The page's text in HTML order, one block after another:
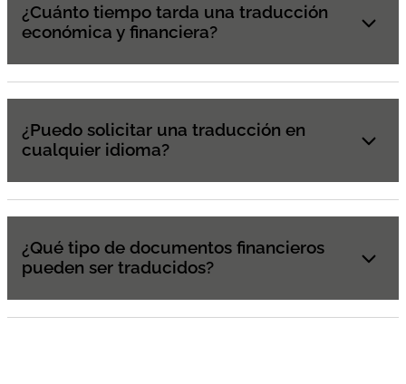
¿Cuánto tiempo tarda una traducción
económica y financiera?
¿Puedo solicitar una traducción en
cualquier idioma?
¿Qué tipo de documentos financieros
pueden ser traducidos?